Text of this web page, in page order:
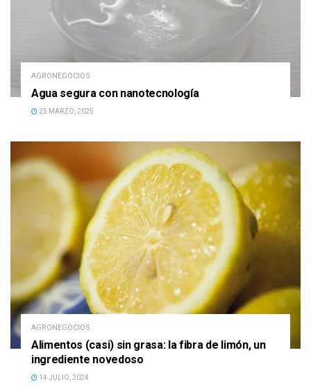
AGRONEGOCIOS
Agua segura con nanotecnología
25 MARZO, 2025
AGRONEGOCIOS
Alimentos (casi) sin grasa: la fibra de limón, un
ingrediente novedoso
14 JULIO, 2024